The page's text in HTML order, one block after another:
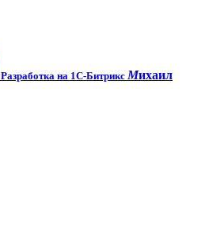
Разработка на 1С-БитриксМихаил